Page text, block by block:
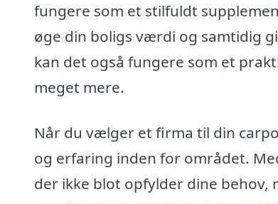
fungere som et stilfuldt
øge din boligs værdi og samtidig
kan det også fungere som et
meget mere.
Når du vælger et firma til din
og erfaring inden for området.
der ikke blot opfylder dine